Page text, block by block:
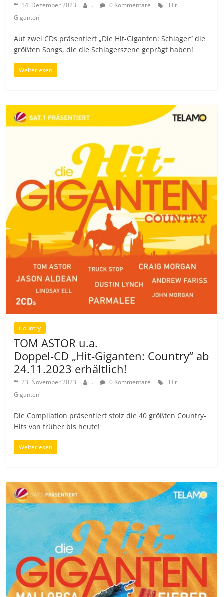
14. Dezember 2023 . 0 Kommentare
"Hit
Giganten"
Auf zwei CDs präsentiert „Die Hit-Giganten: Schlager“ die
größten Songs, die die Schlagerszene geprägt haben!
Weiterlesen
Country
TOM ASTOR u.a.
Doppel-CD „Hit-Giganten: Country“ ab
24.11.2023 erhältlich!
23. November 2023 . 0 Kommentare
"Hit
Giganten"
Die Compilation präsentiert stolz die 40 größten Country-
Hits von früher bis heute!
Weiterlesen